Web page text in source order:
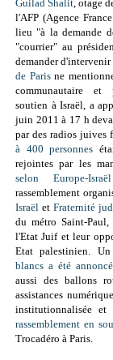
Guilad Shalit , otage
l'AFP (Agence
lieu "à la demande
"courrier" au
demander
de Parisne
communautaire et
soutien à Israël, a
juin 2011 à 17 h
par des radios juives
à 400 personnes
rejointes par les
selon Europe-Israël
rassemblement
Israël et Fraternité
du métro Saint-
l'Etat Juif et leur
Etat palestinien.
blancs a été
aussi des ballons
assistances
institutionnalisée
rassemblement en
Trocadéro à Paris.